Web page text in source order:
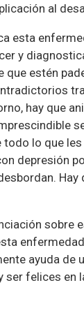
al
esta
y
estén
hay que
lo que
depresión
sobre
ayuda de
felices en